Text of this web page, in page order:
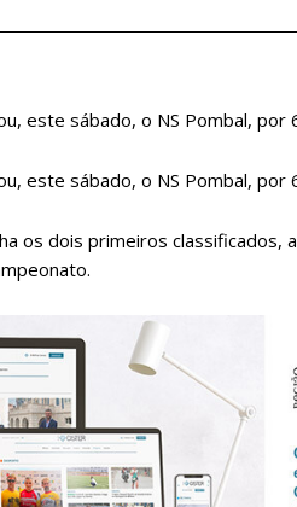
este sábado, o NS Pombal,
este sábado, o NS Pombal,
os dois primeiros